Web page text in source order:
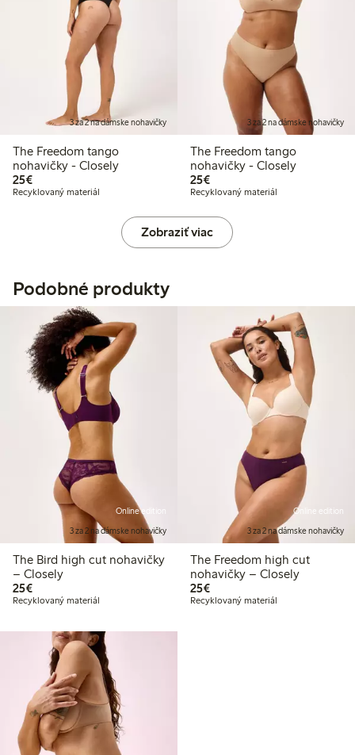
3 za 2 na dámske nohavičky
The Freedom tango
nohavičky - Closely
25€25,00 €
Recyklovaný materiál
3 za 2 na dámske nohavičky
The Freedom tango
nohavičky - Closely
25€25,00 €
Recyklovaný materiál
Zobraziť viac
Podobné produkty
Online edition
3 za 2 na dámske nohavičky
The Bird high cut nohavičky
– Closely
25€25,00 €
Recyklovaný materiál
Online edition
3 za 2 na dámske nohavičky
The Freedom high cut
nohavičky – Closely
25€25,00 €
Recyklovaný materiál